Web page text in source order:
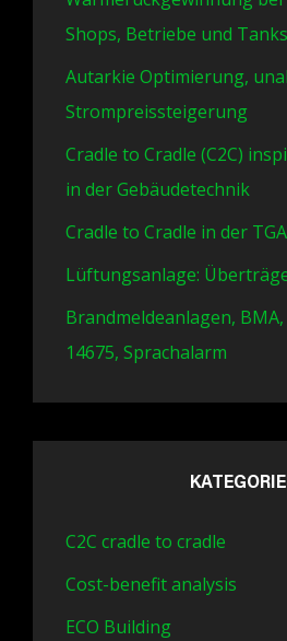
Shops, Betriebe und
Autarkie Optimierung,
Strompreissteigerung
Cradle to Cradle (C2C)
in der Gebäudetechnik
Cradle to Cradle in der
Lüftungsanlage:
Brandmeldeanlagen,
14675, Sprachalarm
C2C cradle to cradle
Cost-benefit analysis
ECO Building